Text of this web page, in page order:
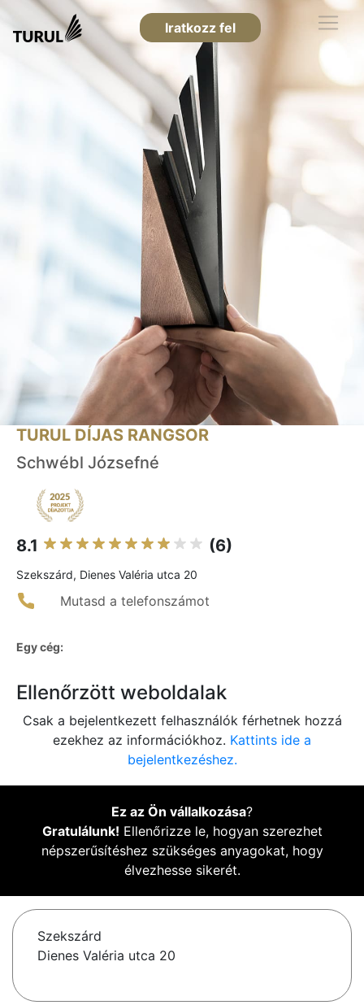
Iratkozz fel
TURUL DÍJAS RANGSOR
Schwébl Józsefné
8.1 (6)
Szekszárd, Dienes Valéria utca 20
Mutasd a telefonszámot
Egy cég:
Ellenőrzött weboldalak
Csak a bejelentkezett felhasználók férhetnek hozzá
ezekhez az információkhoz. Kattints ide a
bejelentkezéshez.
Ez az Ön vállalkozása?
Gratulálunk! Ellenőrizze le, hogyan szerezhet
népszerűsítéshez szükséges anyagokat, hogy
élvezhesse sikerét.
Szekszárd
Dienes Valéria utca 20